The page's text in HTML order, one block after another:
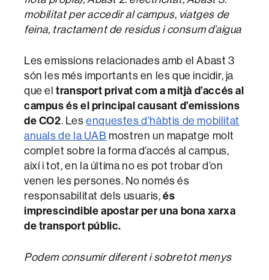
mobilitat per accedir al campus, viatges de
feina, tractament de residus i consum d’aigua
Les emissions relacionades amb el Abast 3
són les més importants en les que incidir, ja
que eltransport privat com a mitjà d’accés al
campus és el principal causant d’emissions
de CO2. Lesenquestes d’hàbtis de mobilitat
anuals de la UAB mostren un mapatge molt
complet sobre la forma d’accés al campus,
així i tot, en la última no es pot trobar d’on
venen les persones. No només és
responsabilitat dels usuaris,és
imprescindible apostar per una bona xarxa
de transport públic.
Podem consumir diferent i sobretot menys